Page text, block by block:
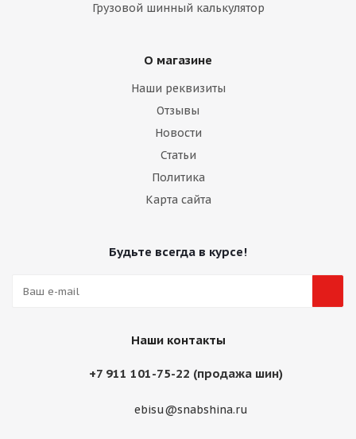
Грузовой шинный калькулятор
О магазине
Наши реквизиты
Отзывы
Новости
Статьи
Политика
Карта сайта
Будьте всегда в курсе!
Наши контакты
+7 911 101-75-22 (продажа шин)
ebisu@snabshina.ru